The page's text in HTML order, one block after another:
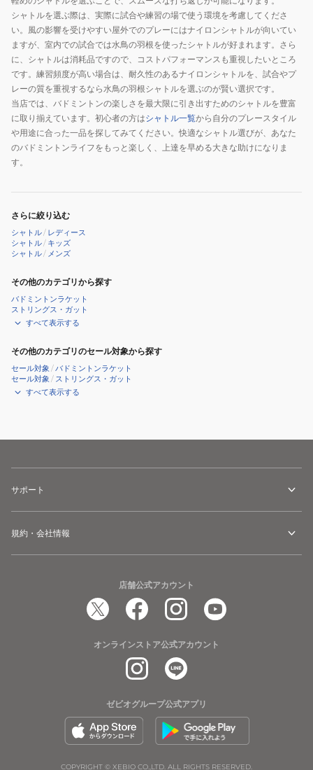
シャトルを選ぶ際は、実際に試合や練習の場で使う環境を考慮してくださ
い。風の影響を受けやすい屋外でのプレーにはナイロンシャトルが向いてい
ますが、室内での試合では水鳥の羽根を使ったシャトルが好まれます。さら
に、シャトルは消耗品ですので、コストパフォーマンスも重視したいところ
です。練習頻度が高い場合は、耐久性のあるナイロンシャトルを、試合やプ
レーの質を重視するなら水鳥の羽根シャトルを選ぶのが賢い選択です。
当店では、バドミントンの楽しさを最大限に引き出すためのシャトルを豊富
に取り揃えています。初心者の方はシャトル一覧から自分のプレースタイル
や用途に合った一品を探してみてください。快適なシャトル選びが、あなた
のバドミントンライフをもっと楽しく、上達を早める大きな助けになりま
す。
さらに絞り込む
シャトル/ レディース
シャトル/ キッズ
シャトル/ メンズ
その他のカテゴリから探す
バドミントンラケット
ストリングス・ガット
すべて表示する
その他のカテゴリのセール対象から探す
セール対象 /バドミントンラケット
セール対象 / ストリングス・ガット
すべて表示する
サポート
規約・会社情報
店舗公式アカウント
オンラインストア公式アカウント
ゼビオグループ公式アプリ
COPYRIGHT © XEBIO CO.,LTD. ALL RIGHTS RESERVED.